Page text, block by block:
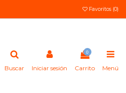
Favoritos (0)
Buscar Iniciar sesión
0
Carrito Menú